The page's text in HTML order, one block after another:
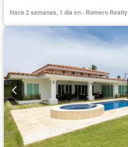
Hace 2 semanas, 1 día en - Romero Realty